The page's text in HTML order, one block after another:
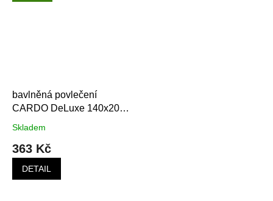
bavlněná povlečení
CARDO DeLuxe 140x200
Skladem
363 Kč
DETAIL